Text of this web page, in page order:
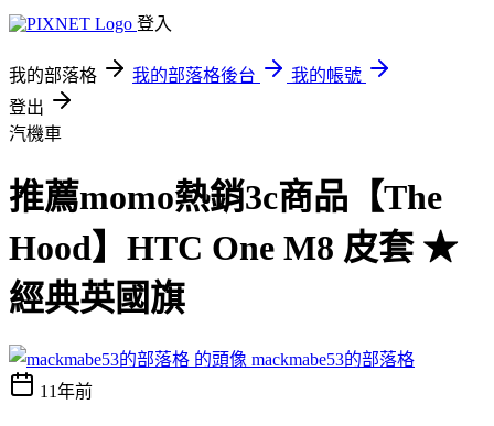
登入
我的部落格 我的部落格後台
我的帳號
登出
汽機車
推薦momo熱銷3c商品【The
Hood】HTC One M8 皮套 ★
經典英國旗
mackmabe53的部落格
11年前